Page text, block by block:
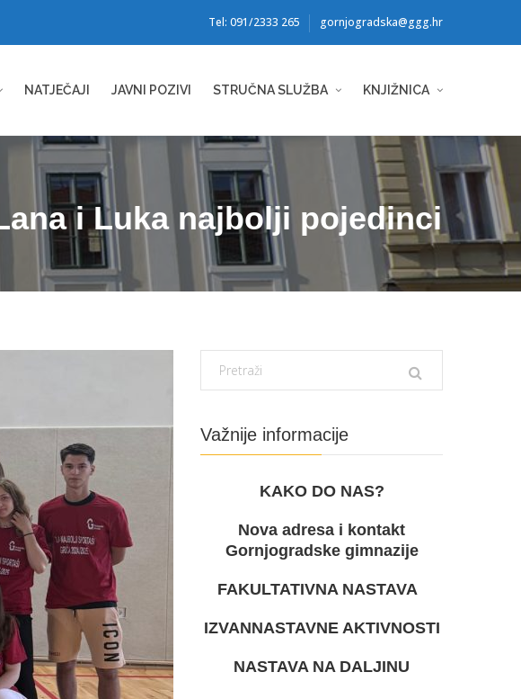
Tel: 091/2333 265 gornjogradska@ggg.hr
NATJEČAJI JAVNI POZIVI STRUČNA SLUŽBA KNJIŽNICA
i Luka najbolji pojedinci
Važnije informacije
KAKO DO NAS?
Nova adresa i kontakt
Gornjogradske gimnazije
FAKULTATIVNA NASTAVA
IZVANNASTAVNE AKTIVNOSTI
NASTAVA NA DALJINU